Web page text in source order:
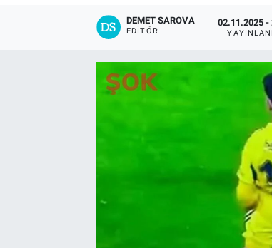
DEMET SAROVA
EDITÖR
02.11.2025 -
RESMİ İLANLAR